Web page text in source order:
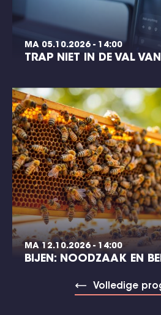
MA 05.10.2026 - 14:00
TRAP NIET IN DE VAL
MA 12.10.2026 - 14:00
BIJEN: NOODZAAK EN
Volledige